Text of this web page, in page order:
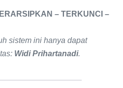
– TERKUNCI –
sistem ini hanya dapat
Widi Prihartanadi.